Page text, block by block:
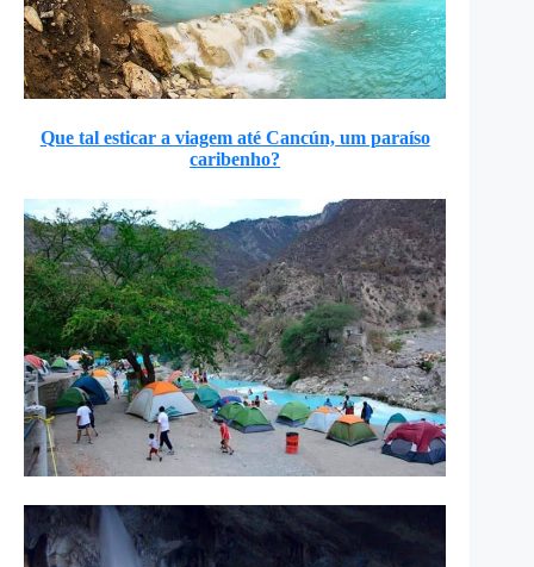
Que tal esticar a viagem até Cancún, um paraíso
caribenho?